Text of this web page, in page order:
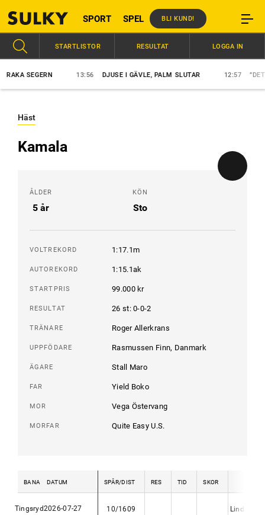
SPORT SPEL BLI KUND!
SEGERN 13:56 DJUSE I GÄVLE, PALM SLUTAR 12:57 ”DET
STARTLISTOR RESULTAT LOGGA IN
Häst
Kamala
ÅLDER
5 år
KÖN
Sto
VOLTREKORD 1:17.1m
AUTOREKORD 1:15.1ak
STARTPRIS 99.000 kr
RESULTAT 26 st: 0-0-2
TRÄNARE Roger Allerkrans
UPPFÖDARE Rasmussen Finn, Danmark
ÄGARE Stall Maro
FAR Yield Boko
MOR Vega Östervang
MORFAR Quite Easy U.S.
BANA DATUM SPÅR/DIST RES TID SKOR
Tingsryd2026-07-27 10/1609 Linda